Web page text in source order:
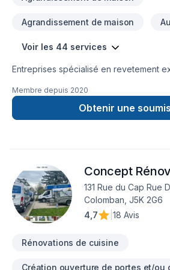
Agrandissement de maison
Voir les 44 services
Entreprises spécialisé en revetement
Membre depuis 2020
Obtenir une
Concept
131 Rue du Cap Rue
Colomban, J5K 2G6
4,7
18 Avis
Rénovations de cuisine
Création ouverture de portes et/ou